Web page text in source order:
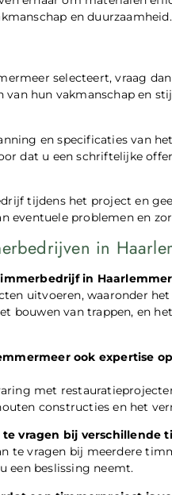
en duurzaamheid.
selecteert, vraag
hun vakmanschap en
en specificaties van
dat u een schriftelijke
tijdens het project en
eventuele problemen en
in
in
uitvoeren, waaronder
bouwen van trappen, en
ook expertise
met
constructies en het
vragen bij verschillende
te vragen bij meerdere
een beslissing neemt.